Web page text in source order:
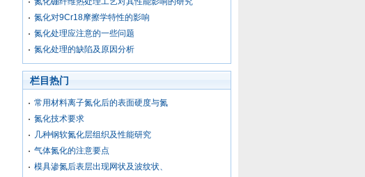
氮化对9Cr18摩擦学特性的影响
氮化处理应注意的一些问题
氮化处理的缺陷及原因分析
栏目热门
常用材料离子氮化后的表面硬度与氮
氮化技术要求
几种钢软氮化层组织及性能研究
气体氮化的注意要点
模具渗氮后表层出现网状及波纹状、